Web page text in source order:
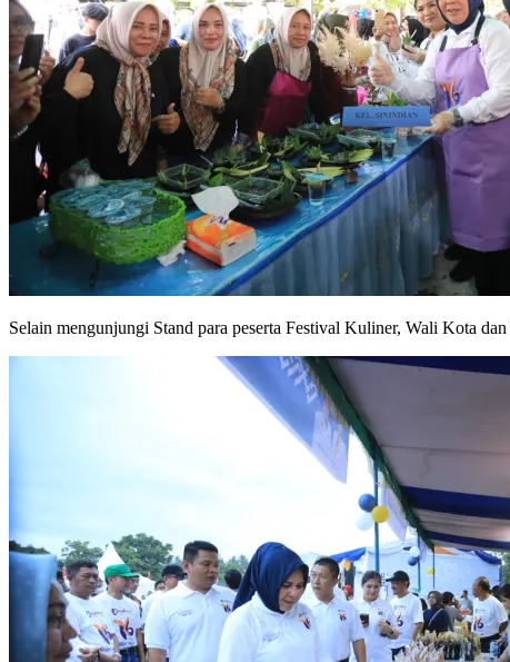
Selain mengunjungi Stand para peserta Festival Kuliner, Wali Kota